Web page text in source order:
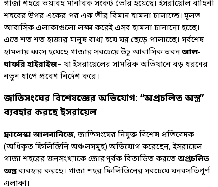
গাজা শহরে ভয়াবহ মানবিক সংকট তৈরি হয়েছে। ইসরায়েলি বাহিনী
শহরের উপর একের পর এক তীব্র বিমান হামলা চালাচ্ছে। মূলত
আবাসিক এলাকাগুলো লক্ষ্য করেই এসব হামলা চালানো হচ্ছে।
এতে শত শত হাজার মানুষ বাধ্য হয়ে ঘর ছেড়ে পালাচ্ছে। সর্বশেষ
হামলায় ধ্বংস হয়েছে গাজার সবচেয়ে উঁচু আবাসিক ভবনআল-
ঘাফরি হাইরাইজ– যা ইসরায়েলের সামরিক অভিযানে বড় ধরনের
নতুন ধাপে প্রবেশ নির্দেশ করে।
জাতিসংঘের বিশেষজ্ঞের অভিযোগ: “অপ্রচলিত অস্ত্র”
ব্যবহার করছে ইসরায়েল
ফ্রান্সেস্কা আলবানিজে, জাতিসংঘের নিযুক্ত বিশেষ প্রতিবেদক
(অধিকৃত ফিলিস্তিনি অঞ্চলসমূহ) অভিযোগ করেছেন, ইসরায়েল
গাজা শহরের জনসংখ্যাকে জোরপূর্বক বিতাড়িত করতেঅপ্রচলিত
অস্ত্রব্যবহার করছে। গাজা শহর ফিলিস্তিনের সবচেয়ে ঘনবসতিপূর্ণ
এলাকা।